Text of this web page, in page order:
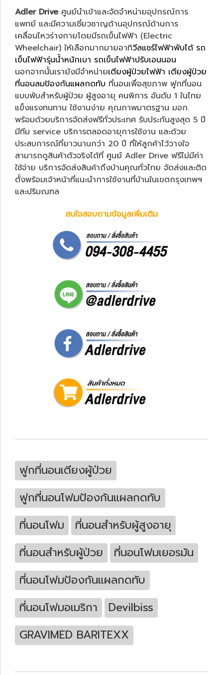
Adler Driveศูนย์นำเข้าและจัดจำหน่ายอุปกรณ์การ
แพทย์ และมีความเชี่ยวชาญด้านอุปกรณ์ด้านการ
เคลื่อนไหวร่างกายโดยมีรถเข็นไฟฟ้า (Electric
Wheelchair) ให้เลือกมากมายอาทิวีลแชร์ไฟฟ้าพับได้ รถ
เข็นไฟฟ้ารุ่นน้ำหนักเบา รถเข็นไฟฟ้าปรับเอนนอน
นอกจากนั้นเรายังมีจำหน่ายเตียงผู้ป่วยไฟฟ้า เตียงผู้ป่วย
ที่นอนลมป้องกันแผลกดทับ ที่นอนเพื่อสุขภาพ ฟูกที่นอน
แบบพับสำหรับผู้ป่วย ผู้สูงอายุ คนพิการ อันดับ 1 ในไทย
แข็งแรงทนทาน ใช้งานง่าย คุณภาพมาตรฐาน มอก.
พร้อมด้วยบริการจัดส่งฟรีทั่วประเทศ รับประกันสูงสุด 5 ปี
มีทีม service บริการตลอดอายุการใช้งาน และด้วย
ประสบการณ์ที่ยาวนานกว่า 20 ปี ที่ให้ลูกค้าไว้วางใจ
สามารถดูสินค้าตัวจริงได้ที่ ศูนย์ Adler Drive ฟรีไม่มีค่า
ใช้จ่าย บริการจัดส่งสินค้าถึงบ้านคุณทั่วไทย จัดส่งและติด
ตั้งพร้อมเจ้าหน้าที่แนะนำการใช้งานที่บ้านในเขตกรุงเทพฯ
และปริมณฑล
สนใจสอบถามข้อมูลเพิ่มเติม
ฟูกที่นอนเตียงผู้ป่วย
ฟูกที่นอนโฟมป้องกันแผลกดทับ
ที่นอนโฟม
ที่นอนสำหรับผู้สูงอายุ
ที่นอนสำหรับผู้ป่วย
ที่นอนโฟมเยอรมัน
ที่นอนโฟมป้องกันแผลกดทับ
ที่นอนโฟมอเมริกา
Devilbiss
GRAVIMED BARITEXX